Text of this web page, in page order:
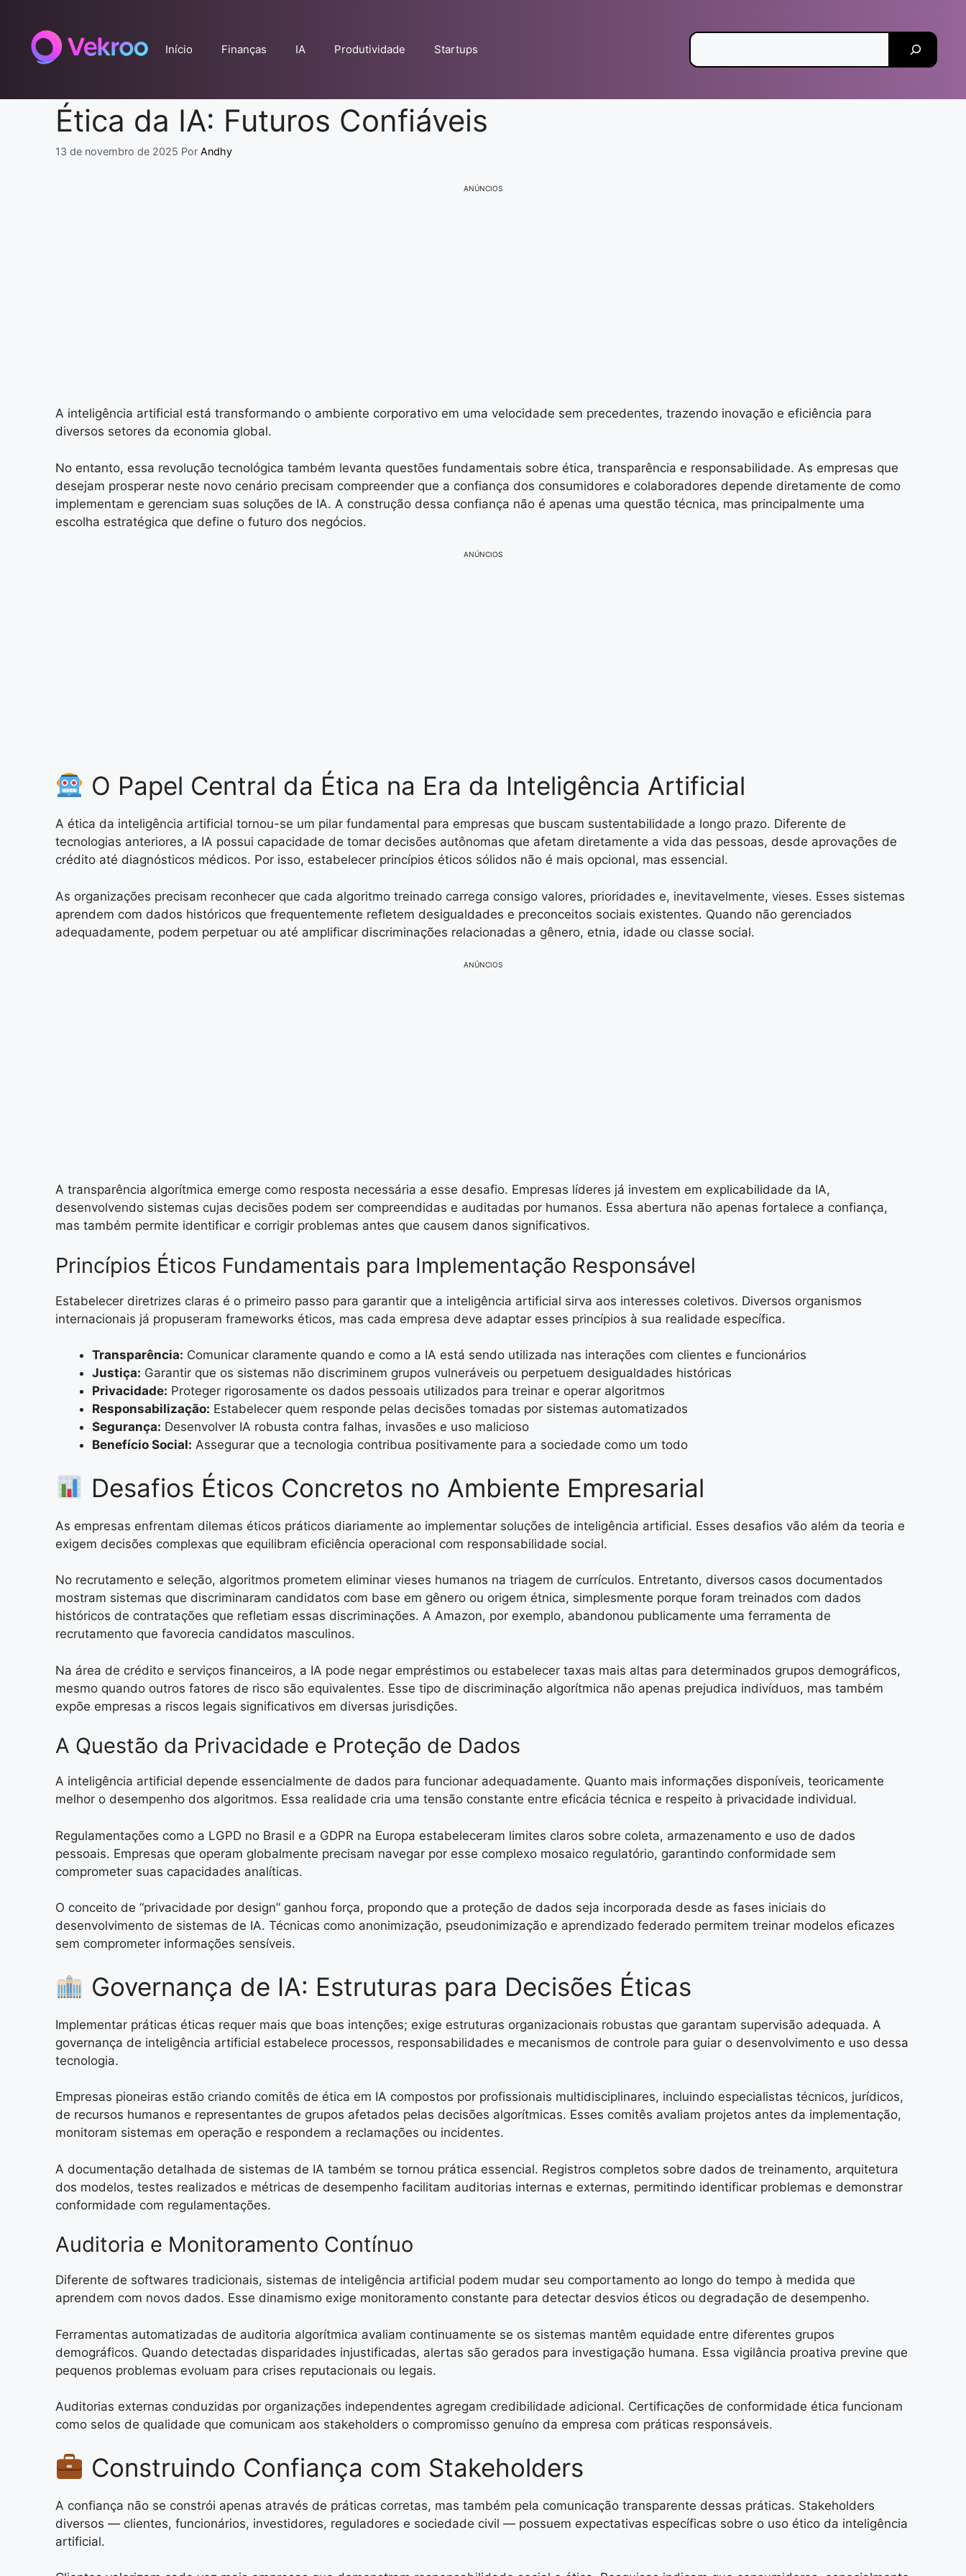
conteúdo
Início Finanças IA Produtividade Startups
Ética da IA: Futuros Confiáveis
13 de novembro de 2025 Por Andhy
ANÚNCIOS
A inteligência artificial está transformando o ambiente corporativo em uma velocidade sem precedentes, trazendo inovação e eficiência para
diversos setores da economia global.
No entanto, essa revolução tecnológica também levanta questões fundamentais sobre ética, transparência e responsabilidade. As empresas que
desejam prosperar neste novo cenário precisam compreender que a confiança dos consumidores e colaboradores depende diretamente de como
implementam e gerenciam suas soluções de IA. A construção dessa confiança não é apenas uma questão técnica, mas principalmente uma
escolha estratégica que define o futuro dos negócios.
ANÚNCIOS
O Papel Central da Ética na Era da Inteligência Artificial
A ética da inteligência artificial tornou-se um pilar fundamental para empresas que buscam sustentabilidade a longo prazo. Diferente de
tecnologias anteriores, a IA possui capacidade de tomar decisões autônomas que afetam diretamente a vida das pessoas, desde aprovações de
crédito até diagnósticos médicos. Por isso, estabelecer princípios éticos sólidos não é mais opcional, mas essencial.
As organizações precisam reconhecer que cada algoritmo treinado carrega consigo valores, prioridades e, inevitavelmente, vieses. Esses sistemas
aprendem com dados históricos que frequentemente refletem desigualdades e preconceitos sociais existentes. Quando não gerenciados
adequadamente, podem perpetuar ou até amplificar discriminações relacionadas a gênero, etnia, idade ou classe social.
ANÚNCIOS
A transparência algorítmica emerge como resposta necessária a esse desafio. Empresas líderes já investem em explicabilidade da IA,
desenvolvendo sistemas cujas decisões podem ser compreendidas e auditadas por humanos. Essa abertura não apenas fortalece a confiança,
mas também permite identificar e corrigir problemas antes que causem danos significativos.
Princípios Éticos Fundamentais para Implementação Responsável
Estabelecer diretrizes claras é o primeiro passo para garantir que a inteligência artificial sirva aos interesses coletivos. Diversos organismos
internacionais já propuseram frameworks éticos, mas cada empresa deve adaptar esses princípios à sua realidade específica.
Transparência: Comunicar claramente quando e como a IA está sendo utilizada nas interações com clientes e funcionários
Justiça: Garantir que os sistemas não discriminem grupos vulneráveis ou perpetuem desigualdades históricas
Privacidade: Proteger rigorosamente os dados pessoais utilizados para treinar e operar algoritmos
Responsabilização: Estabelecer quem responde pelas decisões tomadas por sistemas automatizados
Segurança: Desenvolver IA robusta contra falhas, invasões e uso malicioso
Benefício Social: Assegurar que a tecnologia contribua positivamente para a sociedade como um todo
Desafios Éticos Concretos no Ambiente Empresarial
As empresas enfrentam dilemas éticos práticos diariamente ao implementar soluções de inteligência artificial. Esses desafios vão além da teoria e
exigem decisões complexas que equilibram eficiência operacional com responsabilidade social.
No recrutamento e seleção, algoritmos prometem eliminar vieses humanos na triagem de currículos. Entretanto, diversos casos documentados
mostram sistemas que discriminaram candidatos com base em gênero ou origem étnica, simplesmente porque foram treinados com dados
históricos de contratações que refletiam essas discriminações. A Amazon, por exemplo, abandonou publicamente uma ferramenta de
recrutamento que favorecia candidatos masculinos.
Na área de crédito e serviços financeiros, a IA pode negar empréstimos ou estabelecer taxas mais altas para determinados grupos demográficos,
mesmo quando outros fatores de risco são equivalentes. Esse tipo de discriminação algorítmica não apenas prejudica indivíduos, mas também
expõe empresas a riscos legais significativos em diversas jurisdições.
A Questão da Privacidade e Proteção de Dados
A inteligência artificial depende essencialmente de dados para funcionar adequadamente. Quanto mais informações disponíveis, teoricamente
melhor o desempenho dos algoritmos. Essa realidade cria uma tensão constante entre eficácia técnica e respeito à privacidade individual.
Regulamentações como a LGPD no Brasil e a GDPR na Europa estabeleceram limites claros sobre coleta, armazenamento e uso de dados
pessoais. Empresas que operam globalmente precisam navegar por esse complexo mosaico regulatório, garantindo conformidade sem
comprometer suas capacidades analíticas.
O conceito de “privacidade por design” ganhou força, propondo que a proteção de dados seja incorporada desde as fases iniciais do
desenvolvimento de sistemas de IA. Técnicas como anonimização, pseudonimização e aprendizado federado permitem treinar modelos eficazes
sem comprometer informações sensíveis.
Governança de IA: Estruturas para Decisões Éticas
Implementar práticas éticas requer mais que boas intenções; exige estruturas organizacionais robustas que garantam supervisão adequada. A
governança de inteligência artificial estabelece processos, responsabilidades e mecanismos de controle para guiar o desenvolvimento e uso dessa
tecnologia.
Empresas pioneiras estão criando comitês de ética em IA compostos por profissionais multidisciplinares, incluindo especialistas técnicos, jurídicos,
de recursos humanos e representantes de grupos afetados pelas decisões algorítmicas. Esses comitês avaliam projetos antes da implementação,
monitoram sistemas em operação e respondem a reclamações ou incidentes.
A documentação detalhada de sistemas de IA também se tornou prática essencial. Registros completos sobre dados de treinamento, arquitetura
dos modelos, testes realizados e métricas de desempenho facilitam auditorias internas e externas, permitindo identificar problemas e demonstrar
conformidade com regulamentações.
Auditoria e Monitoramento Contínuo
Diferente de softwares tradicionais, sistemas de inteligência artificial podem mudar seu comportamento ao longo do tempo à medida que
aprendem com novos dados. Esse dinamismo exige monitoramento constante para detectar desvios éticos ou degradação de desempenho.
Ferramentas automatizadas de auditoria algorítmica avaliam continuamente se os sistemas mantêm equidade entre diferentes grupos
demográficos. Quando detectadas disparidades injustificadas, alertas são gerados para investigação humana. Essa vigilância proativa previne que
pequenos problemas evoluam para crises reputacionais ou legais.
Auditorias externas conduzidas por organizações independentes agregam credibilidade adicional. Certificações de conformidade ética funcionam
como selos de qualidade que comunicam aos stakeholders o compromisso genuíno da empresa com práticas responsáveis.
Construindo Confiança com Stakeholders
A confiança não se constrói apenas através de práticas corretas, mas também pela comunicação transparente dessas práticas. Stakeholders
diversos — clientes, funcionários, investidores, reguladores e sociedade civil — possuem expectativas específicas sobre o uso ético da inteligência
artificial.